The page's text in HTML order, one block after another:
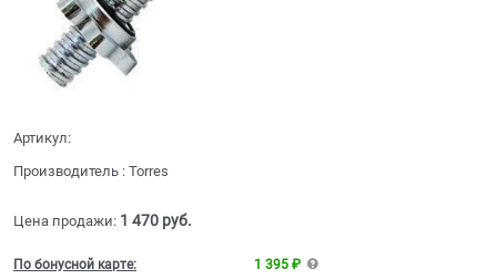
Артикул:
Производитель : Torres
Цена продажи: 1 470 руб.
По бонусной карте:
1 395 ₽